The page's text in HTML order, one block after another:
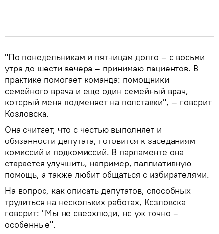
"По понедельникам и пятницам долго – с восьми
утра до шести вечера – принимаю пациентов. В
практике помогает команда: помощники
семейного врача и еще один семейный врач,
который меня подменяет на полставки", — говорит
Козловска.
Она считает, что с честью выполняет и
обязанности депутата, готовится к заседаниям
комиссий и подкомиссий. В парламенте она
старается улучшить, например, паллиативную
помощь, а также любит общаться с избирателями.
На вопрос, как описать депутатов, способных
трудиться на нескольких работах, Козловска
говорит: "Мы не сверхлюди, но уж точно –
особенные".